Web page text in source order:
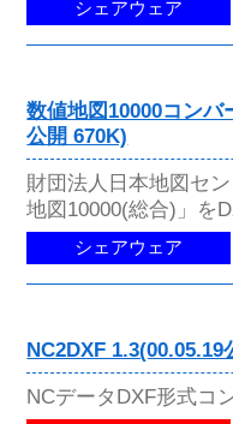
シェアウェア
数値地図10000コン
公開 670K)
財団法人日本地図セ
地図10000(総合)」を
シェアウェア
NC2DXF 1.3(00.05.19
NCデータDXF形式コ